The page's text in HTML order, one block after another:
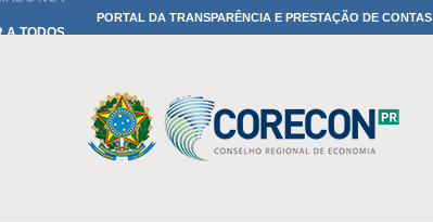
A TODOS OS PAIS!PORTAL DA TRANSPARÊNCIA E PRESTAÇÃO DE CONTAS